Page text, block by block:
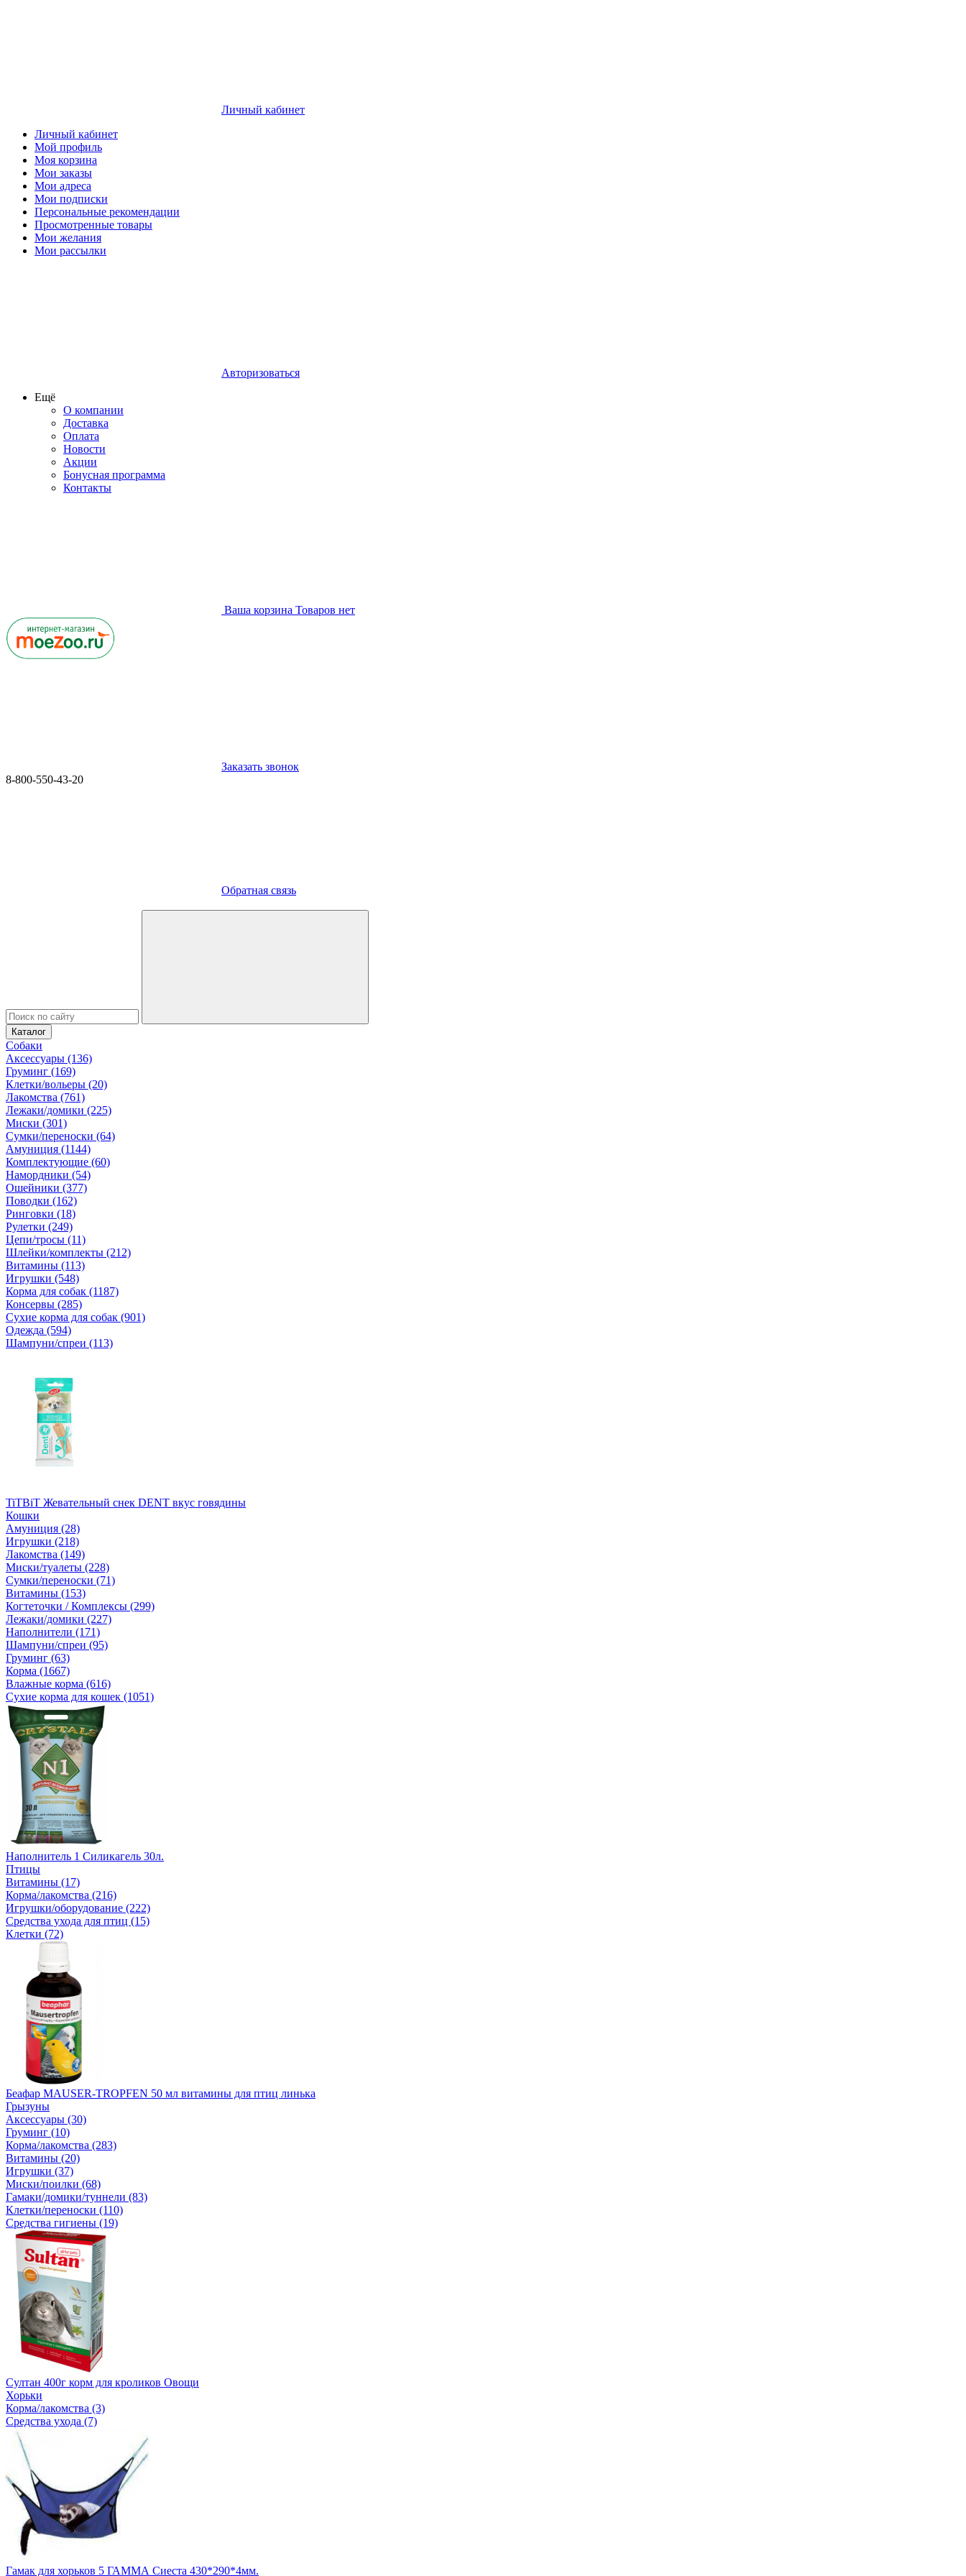
Личный кабинет
Личный кабинет
Мой профиль
Моя корзина
Мои заказы
Мои адреса
Мои подписки
Персональные рекомендации
Просмотренные товары
Мои желания
Мои рассылки
Авторизоваться
Ещё
О компании
Доставка
Оплата
Новости
Акции
Бонусная программа
Контакты
Ваша корзина Товаров нет
Заказать звонок
8-800-550-43-20
Обратная связь
Каталог
Собаки
Аксессуары (136)
Груминг (169)
Клетки/вольеры (20)
Лакомства (761)
Лежаки/домики (225)
Миски (301)
Сумки/переноски (64)
Амуниция (1144)
Комплектующие (60)
Намордники (54)
Ошейники (377)
Поводки (162)
Ринговки (18)
Рулетки (249)
Цепи/тросы (11)
Шлейки/комплекты (212)
Витамины (113)
Игрушки (548)
Корма для собак (1187)
Консервы (285)
Сухие корма для собак (901)
Одежда (594)
Шампуни/спреи (113)
TiTBiT Жевательный снек DENT вкус говядины
Кошки
Амуниция (28)
Игрушки (218)
Лакомства (149)
Миски/туалеты (228)
Сумки/переноски (71)
Витамины (153)
Когтеточки / Комплексы (299)
Лежаки/домики (227)
Наполнители (171)
Шампуни/спреи (95)
Груминг (63)
Корма (1667)
Влажные корма (616)
Сухие корма для кошек (1051)
Наполнитель 1 Силикагель 30л.
Птицы
Витамины (17)
Корма/лакомства (216)
Игрушки/оборудование (222)
Средства ухода для птиц (15)
Клетки (72)
Беафар MAUSER-TROPFEN 50 мл витамины для птиц линька
Грызуны
Аксессуары (30)
Груминг (10)
Корма/лакомства (283)
Витамины (20)
Игрушки (37)
Миски/поилки (68)
Гамаки/домики/туннели (83)
Клетки/переноски (110)
Средства гигиены (19)
Султан 400г корм для кроликов Овощи
Хорьки
Корма/лакомства (3)
Средства ухода (7)
Гамак для хорьков 5 ГАММА Сиеста 430*290*4мм.